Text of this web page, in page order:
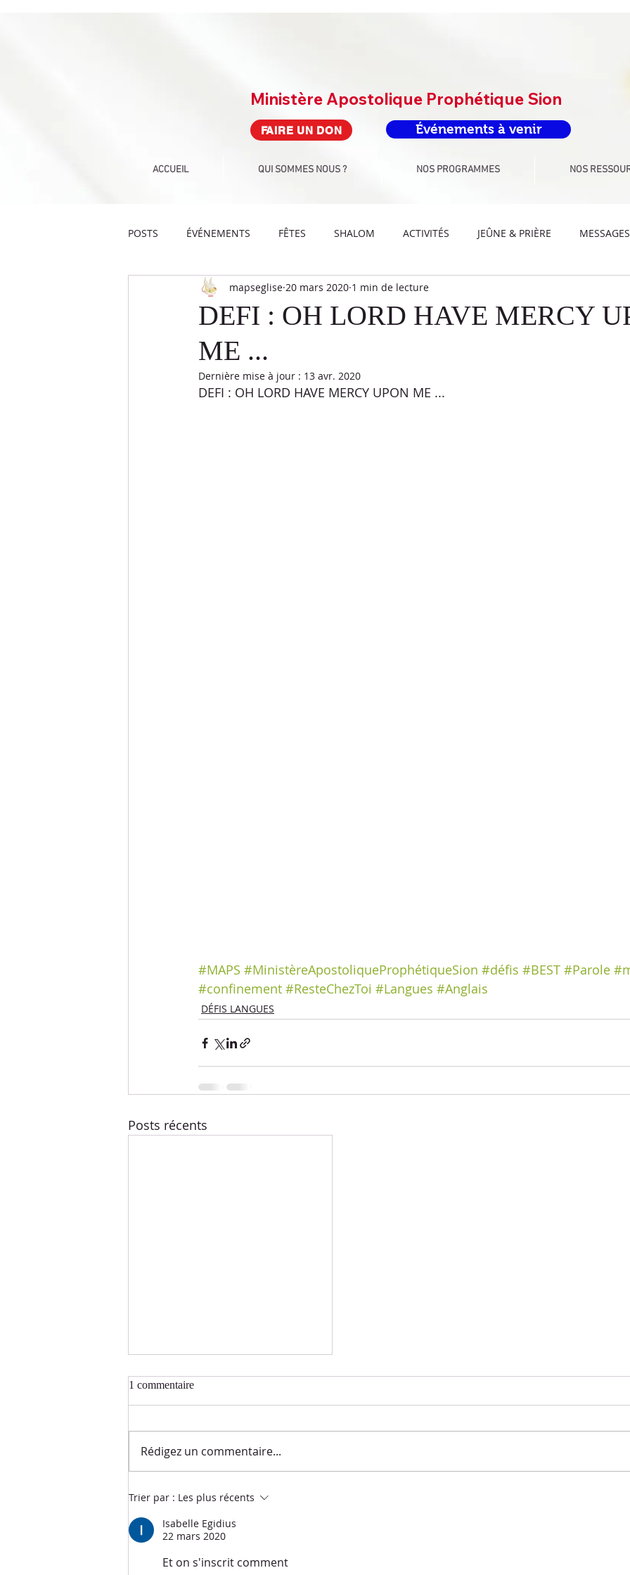
FAIRE UN DON
Ministère Apostolique Prophétique Sion
ACCUEIL QUI SOMMES NOUS ? NOS PROGRAMMES NOS
Événements à venir
POSTS ÉVÉNEMENTS FÊTES SHALOM ACTIVITÉS JEÛNE & PRIÈRE MESSAGES
PROPHÉTIE CULTE DEFIS ADORATION DEFIS PAROLE
DÉFIS LANGUES
ETUDES BIBLIQUES RÉPONSES DÉFIS PAROLE VIDÉO
DEFI : OH LORD HAVE MERCY
ME ...
mapseglise 20 mars 2020 1 min de lecture
Dernière mise à jour : 13 avr. 2020
DEFI : OH LORD HAVE MERCY UPON ME ...
#MAPS #MinistèreApostoliqueProphétiqueSion #défis #BEST #Parole
#confinement #ResteChezToi #Langues #Anglais
DÉFIS LANGUES
Posts récents
DEFI : SENOR PIEDAD PARA
MI ...
1 commentaire
Rédigez un commentaire...
Trier par : Les plus récents
Isabelle Egidius
22 mars 2020
Et on s'inscrit comment